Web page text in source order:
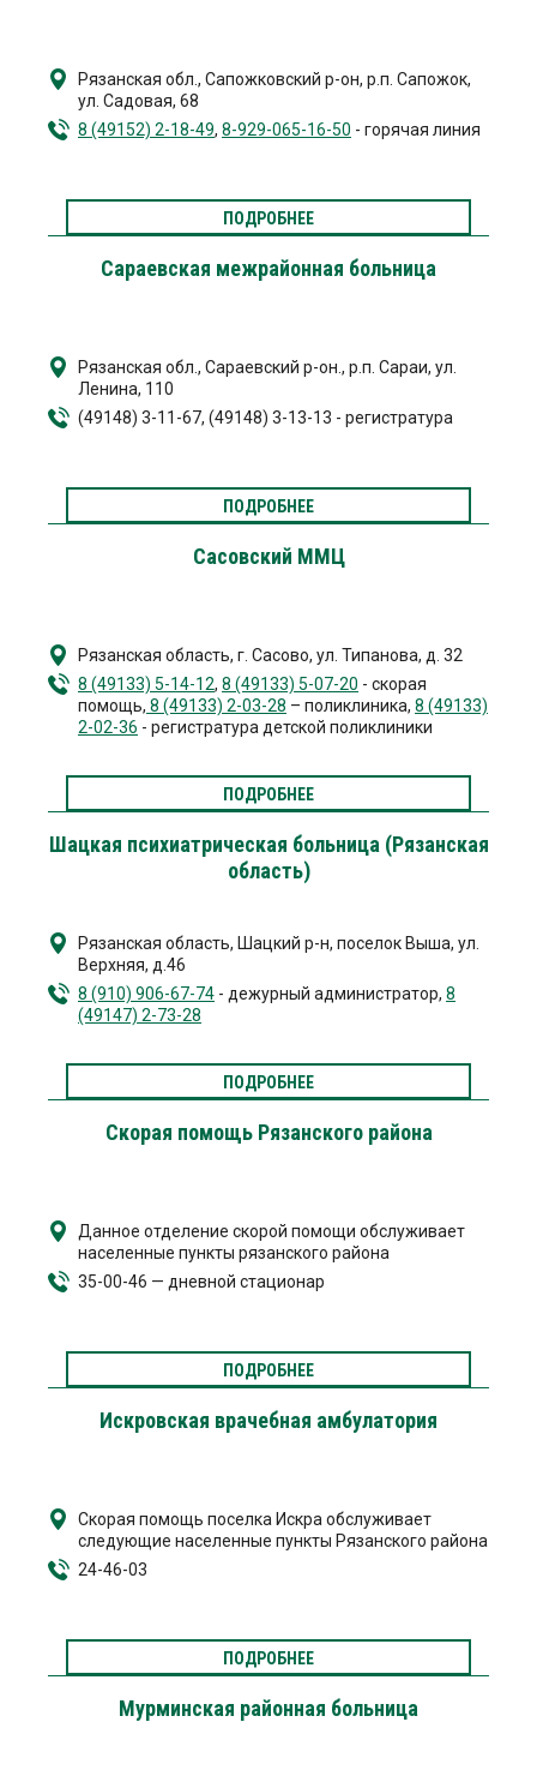
Рязанская обл., Сапожковский р-он, р.п. Сапожок,
ул. Садовая, 68
8 (49152) 2-18-49, 8-929-065-16-50 - горячая линия
ПОДРОБНЕЕ
Сараевская межрайонная больница
Рязанская обл., Сараевский р-он., р.п. Сараи, ул.
Ленина, 110
(49148) 3-11-67, (49148) 3-13-13 - регистратура
ПОДРОБНЕЕ
Сасовский ММЦ
Рязанская область, г. Сасово, ул. Типанова, д. 32
8 (49133) 5-14-12, 8 (49133) 5-07-20 - скорая
помощь, 8 (49133) 2-03-28 – поликлиника, 8 (49133)
2-02-36 - регистратура детской поликлиники
ПОДРОБНЕЕ
Шацкая психиатрическая больница (Рязанская
область)
Рязанская область, Шацкий р-н, поселок Выша, ул.
Верхняя, д.46
8 (910) 906-67-74 - дежурный администратор, 8
(49147) 2-73-28
ПОДРОБНЕЕ
Скорая помощь Рязанского района
Данное отделение скорой помощи обслуживает
населенные пункты рязанского района
35-00-46 — дневной стационар
ПОДРОБНЕЕ
Искровская врачебная амбулатория
Скорая помощь поселка Искра обслуживает
следующие населенные пункты Рязанского района
24-46-03
ПОДРОБНЕЕ
Мурминская районная больница